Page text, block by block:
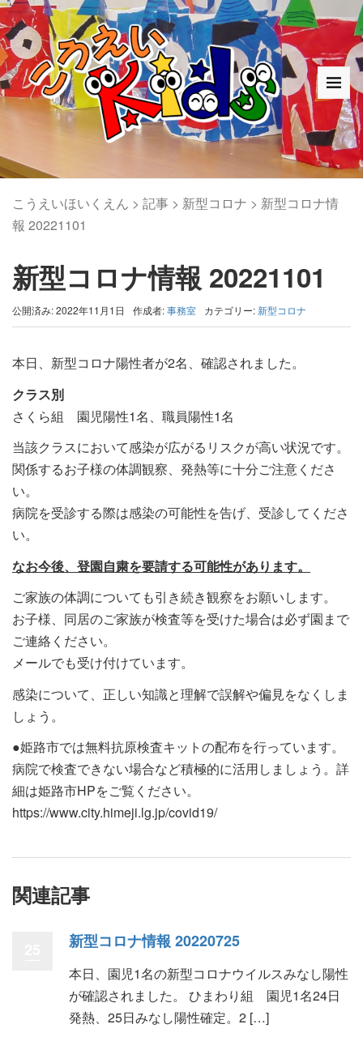
こうえいほいくえん > 記事 > 新型コロナ > 新型コロナ情
報 20221101
新型コロナ情報 20221101
公開済み: 2022年11月1日 作成者:事務室 カテゴリー:新型コロナ
本日、新型コロナ陽性者が2名、確認されました。
クラス別
さくら組 園児陽性1名、職員陽性1名
当該クラスにおいて感染が広がるリスクが高い状況です。
関係するお子様の体調観察、発熱等に十分ご注意くださ
い。
病院を受診する際は感染の可能性を告げ、受診してくださ
い。
なお今後、登園自粛を要請する可能性があります。
ご家族の体調についても引き続き観察をお願いします。
お子様、同居のご家族が検査等を受けた場合は必ず園まで
ご連絡ください。
メールでも受け付けています。
感染について、正しい知識と理解で誤解や偏見をなくしま
しょう。
●姫路市では無料抗原検査キットの配布を行っています。
病院で検査できない場合など積極的に活用しましょう。詳
細は姫路市HPをご覧ください。
https://www.city.himeji.lg.jp/covid19/
関連記事
新型コロナ情報 20220725
本日、園児1名の新型コロナウイルスみなし陽性
が確認されました。 ひまわり組 園児1名24日
発熱、25日みなし陽性確定。2 […]